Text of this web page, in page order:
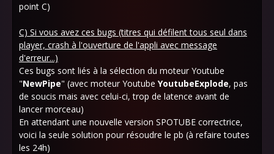
point C)
C) Si vous avez ces bugs (titres qui défilent tous seul dans
player, crash à l'ouverture de l'appli avec message
d'erreur...)
Ces bugs sont liés à la sélection du moteur Youtube
"NewPipe" (avec moteur Youtube YoutubeExplode, pas
de soucis mais avec celui-ci, trop de latence avant de
lancer morceau)
En attendant une nouvelle version SPOTUBE correctrice,
voici la seule solution pour résoudre le pb (à refaire toutes
les 24h)